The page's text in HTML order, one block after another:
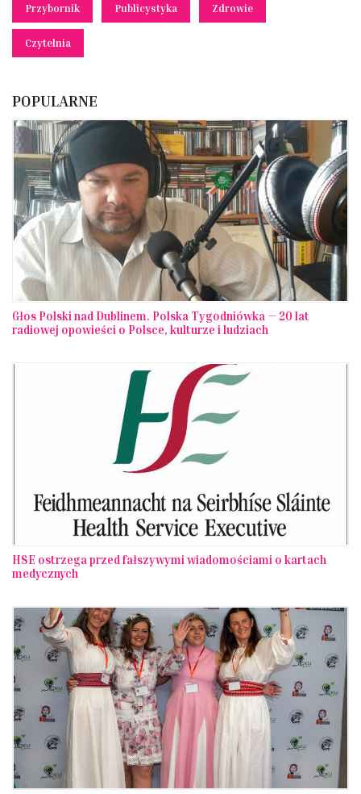
Przybornik Publicystyka Zdrowie
Czytelnia
POPULARNE
Głos Polski nad Dublinem. Polska Tygodniówka — 20 lat
radiowej opowieści o Polsce, kulturze i ludziach
HSE ostrzega przed fałszywymi wiadomościami o kartach
medycznych